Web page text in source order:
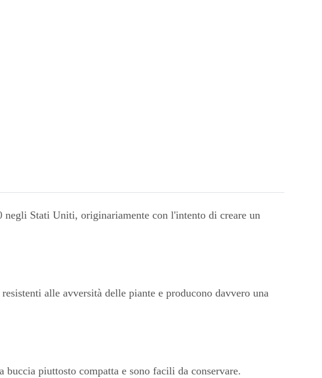
negli Stati Uniti, originariamente con l'intento di creare un
alle avversità delle piante e producono davvero una
buccia piuttosto compatta e sono facili da conservare.